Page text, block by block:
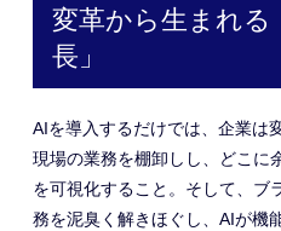
変革から生まれる
長」
AIを導入するだけでは、企業は
現場の業務を棚卸しし、どこに
を可視化すること。そして、ブ
務を泥臭く解きほぐし、AIが機